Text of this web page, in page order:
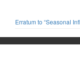
Erratum to “Seasonal